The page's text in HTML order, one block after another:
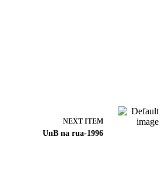
NEXT ITEM
UnB na rua-1996